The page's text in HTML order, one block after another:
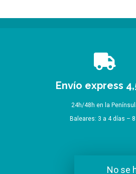
No se
Envío express
24h/48h en la
Baleares: 3 a 4 días –